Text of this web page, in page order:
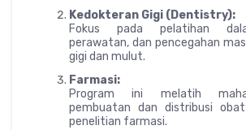
Kedokteran Gigi (Dentistry):
Fokus pada pelatihan
perawatan, dan pencegahan
gigi dan mulut.
Farmasi:
Program ini melatih
pembuatan dan distribusi
penelitian farmasi.